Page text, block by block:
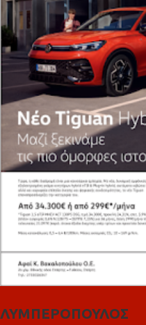
ΛΥΜΠΕΡΟΠΟΥΛΟΣ